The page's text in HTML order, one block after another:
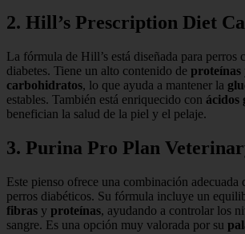
2. Hill’s Prescription Diet
La fórmula de Hill’s está diseñada para perros
diabetes. Tiene un alto contenido de proteínas
carbohidratos, lo que ayuda a mantener la
estables. También está enriquecido con ácidos
benefician la salud de la piel y el pelaje.
3. Purina Pro Plan
Este pienso ofrece una combinación adecuada
perros diabéticos. Su fórmula incluye un
fibras y proteínas, ayudando a controlar los
sangre. Es una opción muy valorada por su